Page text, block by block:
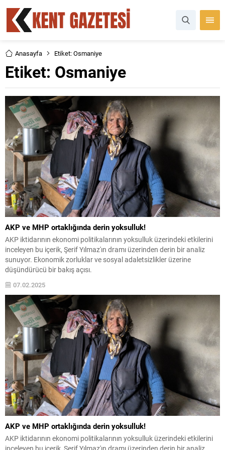
Anasayfa Etiket: Osmaniye
Etiket: Osmaniye
AKP ve MHP ortaklığında derin yoksulluk!
AKP iktidarının ekonomi politikalarının yoksulluk üzerindeki etkilerini
inceleyen bu içerik, Şerif Yılmaz'ın dramı üzerinden derin bir analiz
sunuyor. Ekonomik zorluklar ve sosyal adaletsizlikler üzerine
düşündürücü bir bakış açısı.
07.02.2025
AKP ve MHP ortaklığında derin yoksulluk!
AKP iktidarının ekonomi politikalarının yoksulluk üzerindeki etkilerini
inceleyen bu içerik, Şerif Yılmaz'ın dramı üzerinden derin bir analiz